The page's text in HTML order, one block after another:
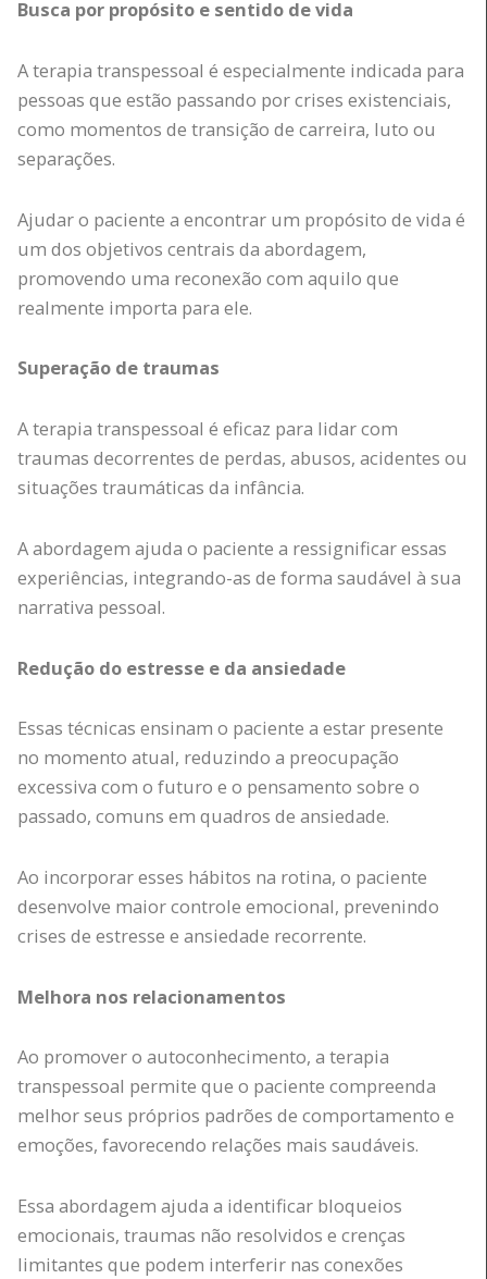
Busca por propósito e sentido de vida
A terapia transpessoal é especialmente indicada para
pessoas que estão passando por crises existenciais,
como momentos de transição de carreira, luto ou
separações.
Ajudar o paciente a encontrar um propósito de vida é
um dos objetivos centrais da abordagem,
promovendo uma reconexão com aquilo que
realmente importa para ele.
Superação de traumas
A terapia transpessoal é eficaz para lidar com
traumas decorrentes de perdas, abusos, acidentes ou
situações traumáticas da infância.
A abordagem ajuda o paciente a ressignificar essas
experiências, integrando-as de forma saudável à sua
narrativa pessoal.
Redução do estresse e da ansiedade
Essas técnicas ensinam o paciente a estar presente
no momento atual, reduzindo a preocupação
excessiva com o futuro e o pensamento sobre o
passado, comuns em quadros de ansiedade.
Ao incorporar esses hábitos na rotina, o paciente
desenvolve maior controle emocional, prevenindo
crises de estresse e ansiedade recorrente.
Melhora nos relacionamentos
Ao promover o autoconhecimento, a terapia
transpessoal permite que o paciente compreenda
melhor seus próprios padrões de comportamento e
emoções, favorecendo relações mais saudáveis.
Essa abordagem ajuda a identificar bloqueios
emocionais, traumas não resolvidos e crenças
limitantes que podem interferir nas conexões